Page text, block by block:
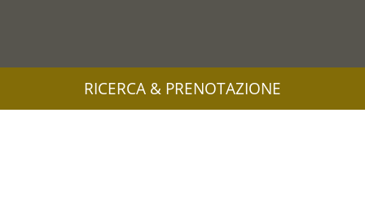
RICERCA & PRENOTAZIONE